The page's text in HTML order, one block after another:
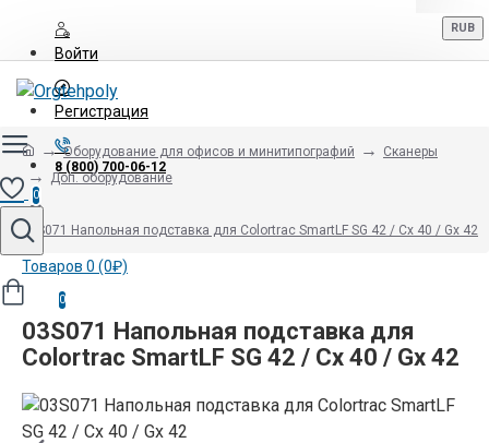
Войти
Регистрация
8 (800) 700-06-12
RUB
0
Товаров 0 (0₽)
0
Оборудование для офисов и минитипографий
Сканеры
Доп. оборудование
03S071 Напольная подставка для Colortrac SmartLF SG 42 / Cx 40 / Gx 42
03S071 Напольная подставка для
Colortrac SmartLF SG 42 / Cx 40 / Gx 42